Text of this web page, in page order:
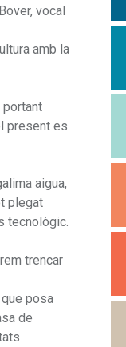
vocal
amb la
present es
aigua,
plegat
tecnològic.
trencar
posa
de